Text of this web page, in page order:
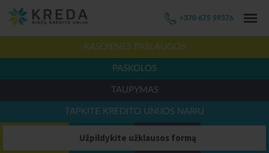
+370 675 59376
KASDIENĖS PASLAUGOS
PASKOLOS
TAUPYMAS
TAPKITE KREDITO UNIJOS NARIU
Užpildykite užklausos formą